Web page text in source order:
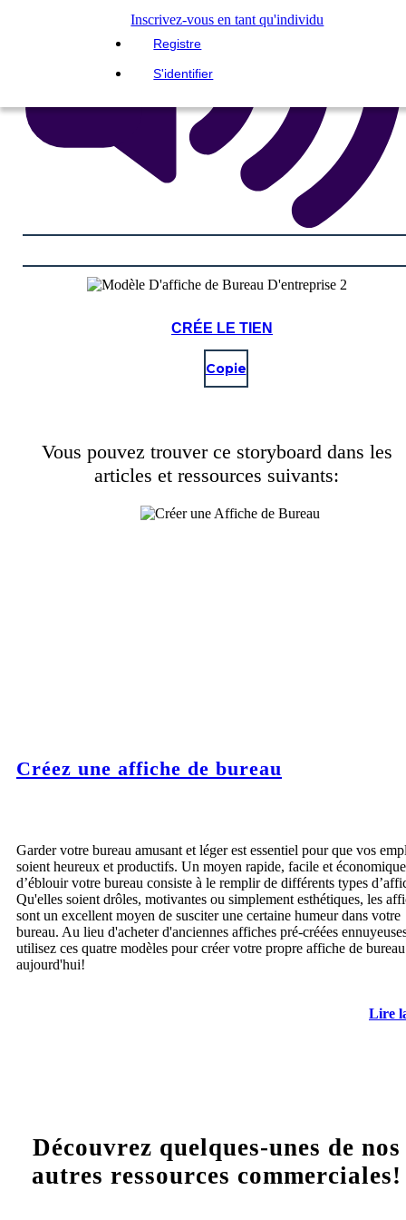
Inscrivez-vous en tant qu'individu
Registre
S'identifier
CRÉE LE TIEN
Copie
Vous pouvez trouver ce storyboard dans les
articles et ressources suivants:
Créez une affiche de bureau
Garder votre bureau amusant et léger est essentiel pour que vos
soient heureux et productifs. Un moyen rapide, facile et économique
d’éblouir votre bureau consiste à le remplir de différents types
Qu'elles soient drôles, motivantes ou simplement esthétiques, les
sont un excellent moyen de susciter une certaine humeur dans votre
bureau. Au lieu d'acheter d'anciennes affiches pré-créées
utilisez ces quatre modèles pour créer votre propre affiche de
aujourd'hui!
Lire
Découvrez quelques-unes de nos
autres ressources commerciales!